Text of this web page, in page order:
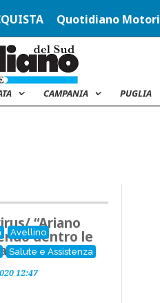
Quotidiano Motori
CAMPANIA PUGLIA
Avellino
Salute e Assistenza
“Ariano
dentro le
12:47